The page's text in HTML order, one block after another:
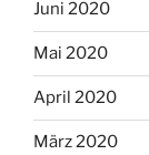
Juni 2020
Mai 2020
April 2020
März 2020